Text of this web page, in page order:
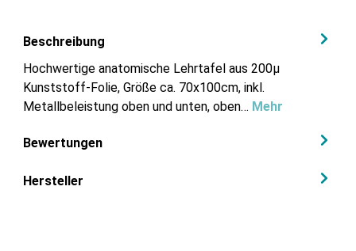
Beschreibung
Hochwertige anatomische Lehrtafel aus 200µ
Kunststoff-Folie, Größe ca. 70x100cm, inkl.
Metallbeleistung oben und unten, oben… Mehr
Bewertungen
Hersteller